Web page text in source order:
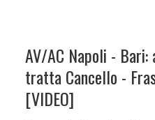
AV/AC Napoli -
tratta Cancello -
[VIDEO]